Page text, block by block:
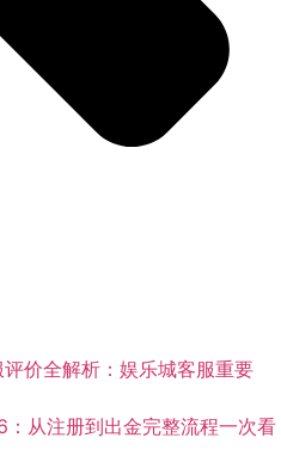
价全解析：娱乐城客服重要
从注册到出金完整流程一次看